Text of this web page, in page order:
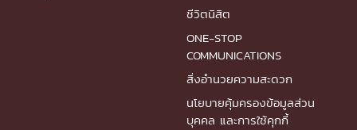
ชีวิตนิสิต
ONE-STOP
COMMUNICATIONS
สิ่งอำนวยความสะดวก
นโยบายคุ้มครองข้อมูลส่วน
บุคคล และการใช้คุกกี้